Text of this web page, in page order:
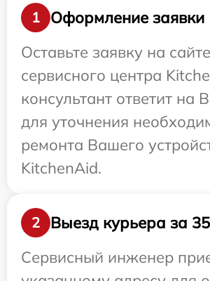
1
Оформление заявки
Оставьте заявку на сайте
сервисного центра
консультант ответит на
для уточнения
ремонта Вашего
KitchenAid.
2
Выезд курьера за
Сервисный инженер